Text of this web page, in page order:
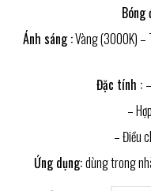
Bóng
Ánh sáng :Vàng (3000K)
Đặc tính :
–
– Điều
Ứng dụng:dùng trong